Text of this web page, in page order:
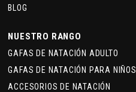
BLOG
NUESTRO RANGO
GAFAS DE NATACIÓN ADULTO
GAFAS DE NATACIÓN PARA NIÑOS
ACCESORIOS DE NATACIÓN